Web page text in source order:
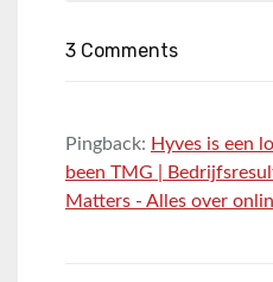
3 Comments
Pingback: Hyves is een
been TMG |
Matters - Alles over